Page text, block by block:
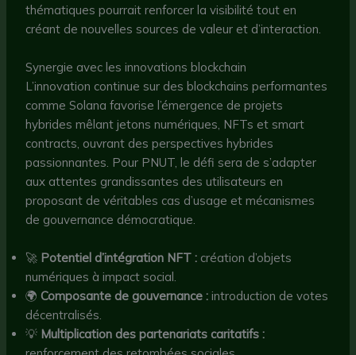
thématiques pourrait renforcer la visibilité tout en
créant de nouvelles sources de valeur et d’interaction.
Synergie avec les innovations blockchain
L’innovation continue sur des blockchains performantes
comme Solana favorise l’émergence de projets
hybrides mêlant jetons numériques, NFTs et smart
contracts, ouvrant des perspectives hybrides
passionnantes. Pour PNUT, le défi sera de s’adapter
aux attentes grandissantes des utilisateurs en
proposant de véritables cas d’usage et mécanismes
de gouvernance démocratique.
🚀 Potentiel d’intégration NFT : création d’objets
numériques à impact social.
🌍 Composante de gouvernance : introduction de votes
décentralisés.
💡 Multiplication des partenariats caritatifs :